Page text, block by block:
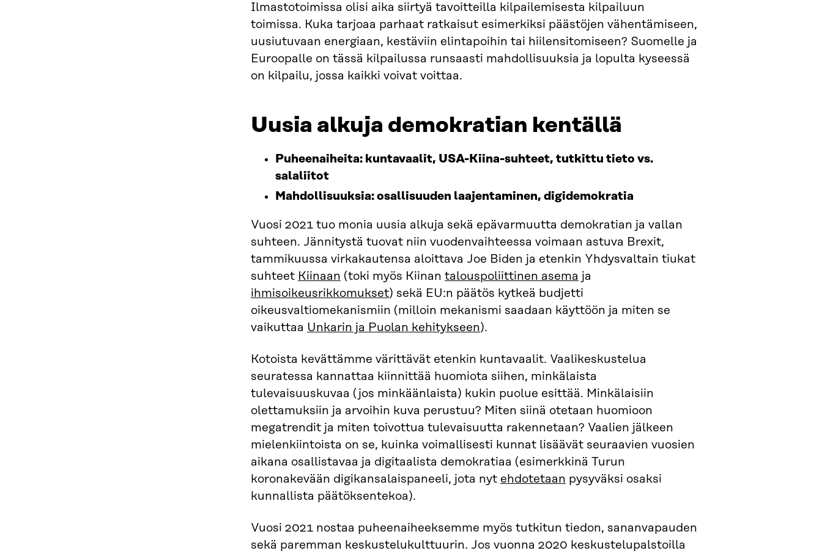
Ilmastotoimissa olisi aika siirtyä tavoitteilla kilpailemisesta kilpailuun
toimissa. Kuka tarjoaa parhaat ratkaisut esimerkiksi päästöjen vähentämiseen,
uusiutuvaan energiaan, kestäviin elintapoihin tai hiilensitomiseen? Suomelle ja
Euroopalle on tässä kilpailussa runsaasti mahdollisuuksia ja lopulta kyseessä
on kilpailu, jossa kaikki voivat voittaa.
Uusia alkuja demokratian kentällä
Puheenaiheita: kuntavaalit, USA-Kiina-suhteet, tutkittu tieto vs.
salaliitot
Mahdollisuuksia: osallisuuden laajentaminen, digidemokratia
Vuosi 2021 tuo monia uusia alkuja sekä epävarmuutta demokratian ja vallan
suhteen. Jännitystä tuovat niin vuodenvaihteessa voimaan astuva Brexit,
tammikuussa virkakautensa aloittava Joe Biden ja etenkin Yhdysvaltain tiukat
suhteet Kiinaan (toki myös Kiinan talouspoliittinen asema ja
ihmisoikeusrikkomukset) sekä EU:n päätös kytkeä budjetti
oikeusvaltiomekanismiin (milloin mekanismi saadaan käyttöön ja miten se
vaikuttaa Unkarin ja Puolan kehitykseen).
Kotoista kevättämme värittävät etenkin kuntavaalit. Vaalikeskustelua
seuratessa kannattaa kiinnittää huomiota siihen, minkälaista
tulevaisuuskuvaa (jos minkäänlaista) kukin puolue esittää. Minkälaisiin
olettamuksiin ja arvoihin kuva perustuu? Miten siinä otetaan huomioon
megatrendit ja miten toivottua tulevaisuutta rakennetaan? Vaalien jälkeen
mielenkiintoista on se, kuinka voimallisesti kunnat lisäävät seuraavien vuosien
aikana osallistavaa ja digitaalista demokratiaa (esimerkkinä Turun
koronakevään digikansalaispaneeli, jota nyt ehdotetaan pysyväksi osaksi
kunnallista päätöksentekoa).
Vuosi 2021 nostaa puheenaiheeksemme myös tutkitun tiedon, sananvapauden
sekä paremman keskustelukulttuurin. Jos vuonna 2020 keskustelupalstoilla